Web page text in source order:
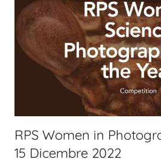
RPS Women in
15 Dicembre 2022